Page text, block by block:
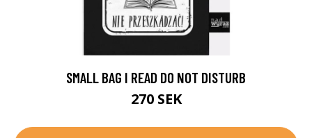
SMALL BAG I READ DO NOT DISTURB
270 SEK